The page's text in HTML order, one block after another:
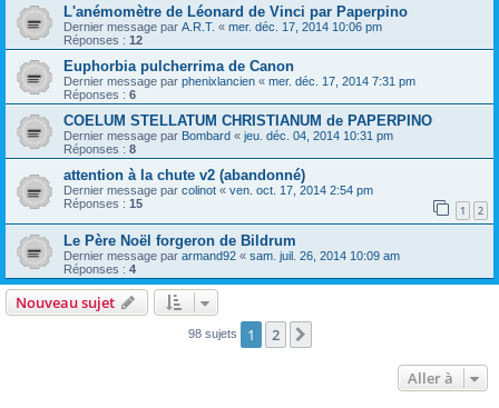
L'anémomètre de Léonard de Vinci par Paperpino
Dernier message par A.R.T. « mer. déc. 17, 2014 10:06 pm
Réponses : 12
Euphorbia pulcherrima de Canon
Dernier message par phenixlancien « mer. déc. 17, 2014 7:31 pm
Réponses : 6
COELUM STELLATUM CHRISTIANUM de PAPERPINO
Dernier message par Bombard « jeu. déc. 04, 2014 10:31 pm
Réponses : 8
attention à la chute v2 (abandonné)
Dernier message par colinot « ven. oct. 17, 2014 2:54 pm
Réponses : 15 1 2
Le Père Noël forgeron de Bildrum
Dernier message par armand92 « sam. juil. 26, 2014 10:09 am
Réponses : 4
Nouveau sujet
98 sujets 1 2
Aller à